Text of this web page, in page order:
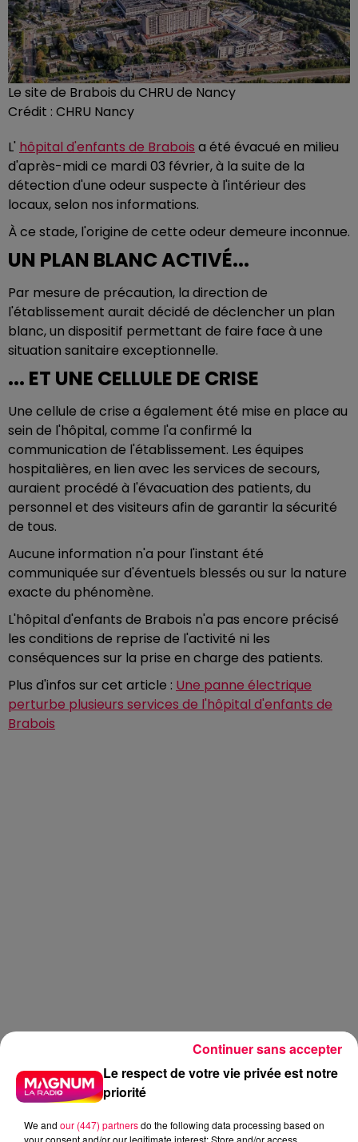
Le site de Brabois du CHRU de Nancy
Crédit : CHRU Nancy
L' hôpital d'enfants de Brabois a été évacué en milieu
d'après-midi ce mardi 03 février, à la suite de la
détection d'une odeur suspecte à l'intérieur des
locaux, selon nos informations.
À ce stade, l'origine de cette odeur demeure inconnue.
UN PLAN BLANC ACTIVÉ...
Par mesure de précaution, la direction de
l'établissement aurait décidé de déclencher un plan
blanc, un dispositif permettant de faire face à une
situation sanitaire exceptionnelle.
... ET UNE CELLULE DE CRISE
Une cellule de crise a également été mise en place au
sein de l'hôpital, comme l'a confirmé la
communication de l'établissement. Les équipes
hospitalières, en lien avec les services de secours,
auraient procédé à l'évacuation des patients, du
personnel et des visiteurs afin de garantir la sécurité
de tous.
Aucune information n'a pour l'instant été
communiquée sur d'éventuels blessés ou sur la nature
exacte du phénomène.
L'hôpital d'enfants de Brabois n'a pas encore précisé
les conditions de reprise de l'activité ni les
conséquences sur la prise en charge des patients.
Plus d'infos sur cet article : Une panne électrique
perturbe plusieurs services de l'hôpital d'enfants de
Brabois
DERNIÈRES INFOS
Le respect de votre vie privée est notre
priorité
We and our (447) partnersdo the following data processing based on
your consent and/or our legitimate interest: Store and/or access
Continuer sans accepter